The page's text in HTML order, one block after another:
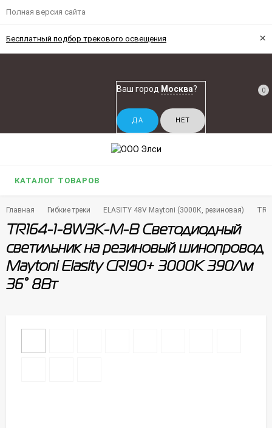
Полная версия сайта
Бесплатный подбор трекового освещения ×
Ваш город Москва? 0
КАТАЛОГ ТОВАРОВ
Главная Гибкие треки ELASITY 48V Maytoni (3000К, резиновая)
TR164-1-8W3K-M-B Светодиодный
светильник на резиновый шинопровод
Maytoni Elasity CRI90+ 3000К 390Лм
36° 8Вт